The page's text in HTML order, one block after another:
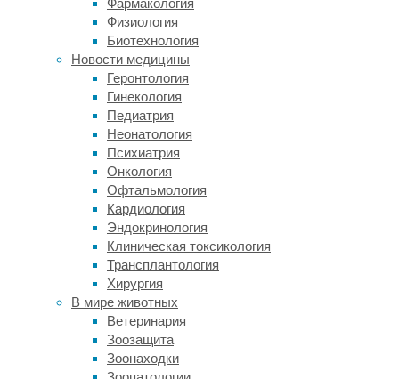
Фармакология
Физиология
Биотехнология
Новости медицины
Геронтология
Гинекология
Педиатрия
Неонатология
Психиатрия
Онкология
Офтальмология
Кардиология
Эндокринология
Клиническая токсикология
Трансплантология
Хирургия
В мире животных
Ветеринария
Зоозащита
Зоонаходки
можно
также
размещать
различную
полезную
информацию
по
предмету.
Использование
стеллажей
позволяет
расположить
сразу
несколько
объектов
изучения.
Меловые
и
маркерные
доски.